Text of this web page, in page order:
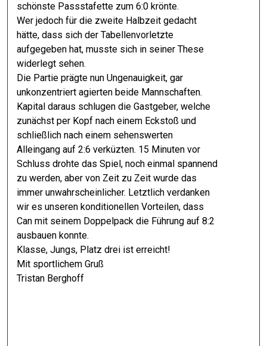
schönste Passstafette zum 6:0 krönte.
Wer jedoch für die zweite Halbzeit gedacht
hätte, dass sich der Tabellenvorletzte
aufgegeben hat, musste sich in seiner These
widerlegt sehen.
Die Partie prägte nun Ungenauigkeit, gar
unkonzentriert agierten beide Mannschaften.
Kapital daraus schlugen die Gastgeber, welche
zunächst per Kopf nach einem Eckstoß und
schließlich nach einem sehenswerten
Alleingang auf 2:6 verküzten. 15 Minuten vor
Schluss drohte das Spiel, noch einmal spannend
zu werden, aber von Zeit zu Zeit wurde das
immer unwahrscheinlicher. Letztlich verdanken
wir es unseren konditionellen Vorteilen, dass
Can mit seinem Doppelpack die Führung auf 8:2
ausbauen konnte.
Klasse, Jungs, Platz drei ist erreicht!
Mit sportlichem Gruß
Tristan Berghoff